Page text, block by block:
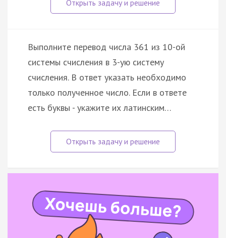
Выполните перевод числа 361 из 10-ой
системы счисления в 3-ую систему
счисления. В ответ указать необходимо
только полученное число. Если в ответе
есть буквы - укажите их латинским…